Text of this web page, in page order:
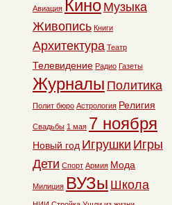
Авиация Кино Музыка
Живопись Книги
Архитектура Театр
Телевидение Радио Газеты
Журналы Политика
Полит бюро Астрология Религия
Свадьбы 1 мая 7 ноября
Новый год Игрушки Игры
Дети Спорт Армия Мода
Милиция ВУЗы Школа